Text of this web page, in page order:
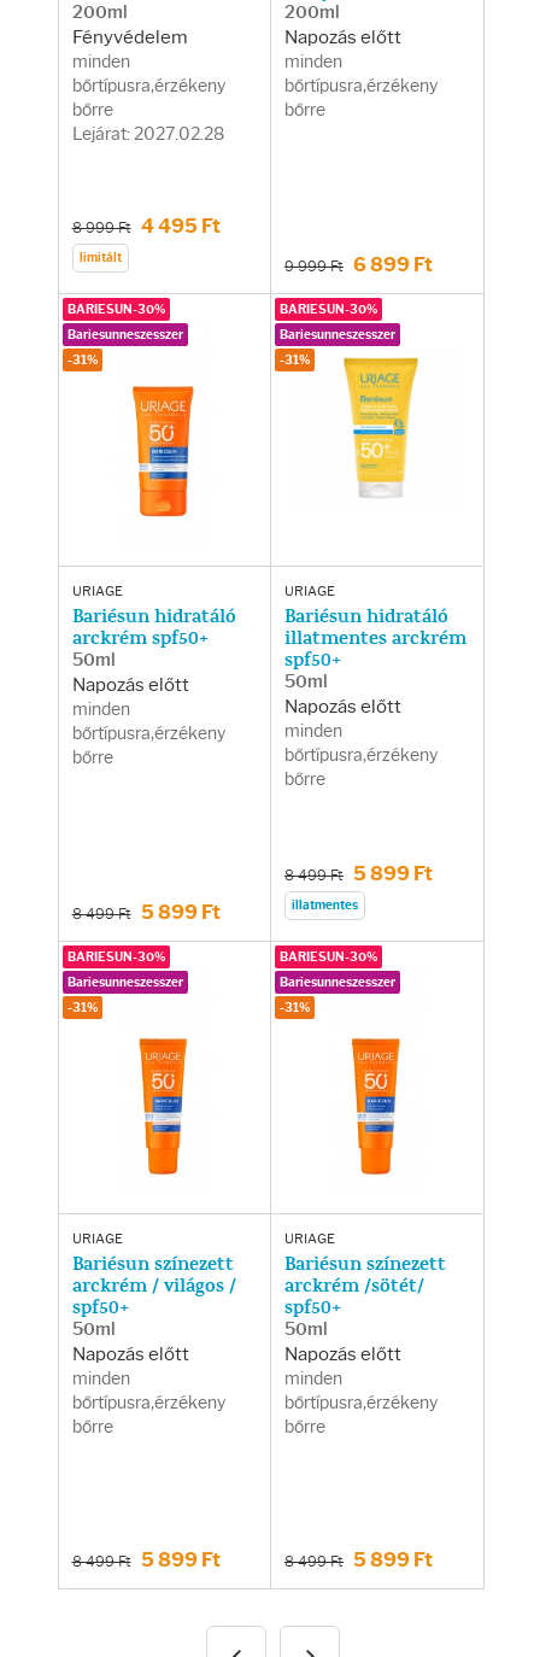
200ml
Fényvédelem
minden
bőrtípusra,érzékeny
bőrre
Lejárat: 2027.02.28
8 999 Ft 4 495 Ft
limitált
200ml
Napozás előtt
minden
bőrtípusra,érzékeny
bőrre
9 999 Ft 6 899 Ft
URIAGE
Bariésun hidratáló
arckrém spf50+
50ml
Napozás előtt
minden
bőrtípusra,érzékeny
bőrre
8 499 Ft 5 899 Ft
BARIESUN-30%
Bariesunneszesszer
-31%
URIAGE
Bariésun hidratáló
illatmentes arckrém
spf50+
50ml
Napozás előtt
minden
bőrtípusra,érzékeny
bőrre
8 499 Ft 5 899 Ft
illatmentes
BARIESUN-30%
Bariesunneszesszer
-31%
URIAGE
Bariésun színezett
arckrém / világos /
spf50+
50ml
Napozás előtt
minden
bőrtípusra,érzékeny
bőrre
8 499 Ft 5 899 Ft
BARIESUN-30%
Bariesunneszesszer
-31%
URIAGE
Bariésun színezett
arckrém /sötét/
spf50+
50ml
Napozás előtt
minden
bőrtípusra,érzékeny
bőrre
8 499 Ft 5 899 Ft
BARIESUN-30%
Bariesunneszesszer
-31%